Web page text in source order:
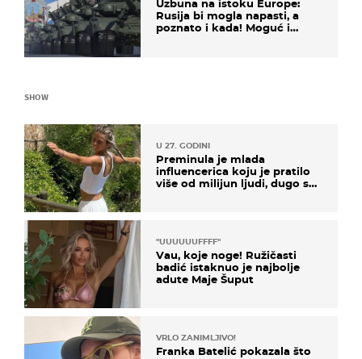
Uzbuna na istoku Europe:
Rusija bi mogla napasti, a
poznato i kada! Moguć i
SHOW
U 27. GODINI
Preminula je mlada
influencerica koju je pratilo
više od milijun ljudi, dugo se
"UUUUUUFFFF"
Vau, koje noge! Ružičasti
badić istaknuo je najbolje
adute Maje Šuput
VRLO ZANIMLJIVO!
Franka Batelić pokazala što